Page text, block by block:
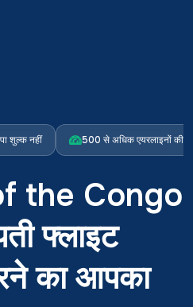
शुल्क नहीं 500 से अधिक एयरलाइनों की
the Congo
फ्लाइट
का आपका